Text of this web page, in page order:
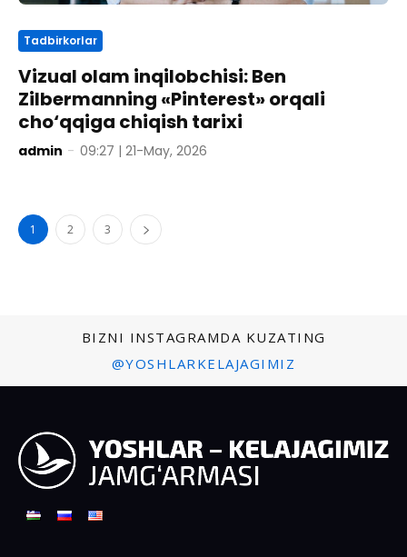
Tadbirkorlar
Vizual olam inqilobchisi: Ben
Zilbermanning «Pinterest» orqali
cho‘qqiga chiqish tarixi
admin - 09:27 | 21-May, 2026
1 2 3
BIZNI INSTAGRAMDA KUZATING
@YOSHLARKELAJAGIMIZ